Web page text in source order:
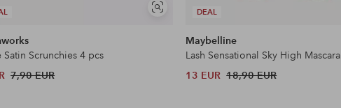
Näytä
Satin Scrunchies 4 pcs
7,90 EUR
DEAL
Maybelline
Lash Sensational Sky High Mascara
13 EUR 18,90 EUR